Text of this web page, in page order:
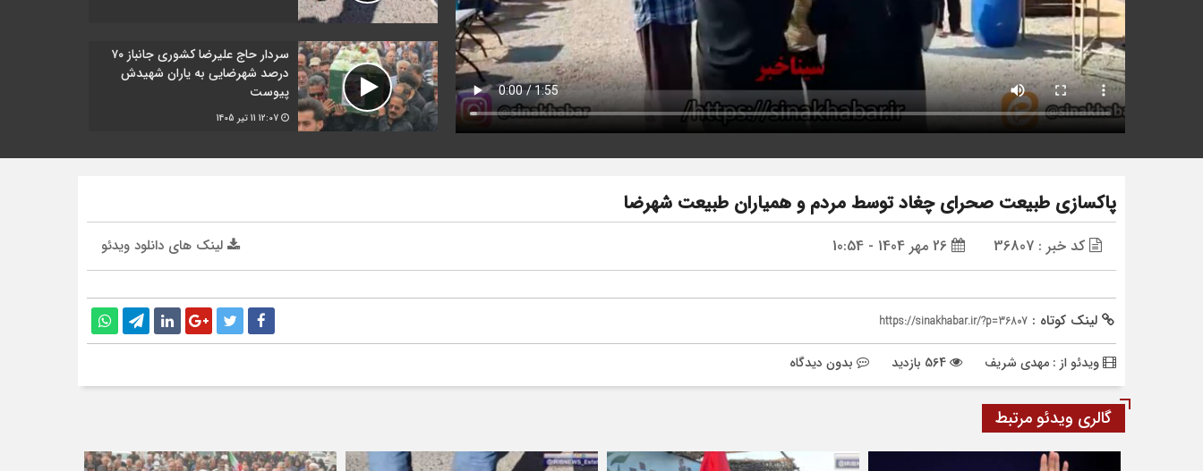
سردار حاج علیرضا کشوری جانباز ۷۰
درصد شهرضایی به یاران شهیدش
پیوست
12:07 11 تیر 1405
پاکسازی طبیعت صحرای چغاد توسط مردم و همیاران طبیعت شهرضا
کد خبر : 36807 لینک های دانلود ویدئو
لینک کوتاه : https://sinakhabar.ir/?p=36807
ویدئو از : مهدی شریف بدون دیدگاه
گالری ویدئو مرتبط